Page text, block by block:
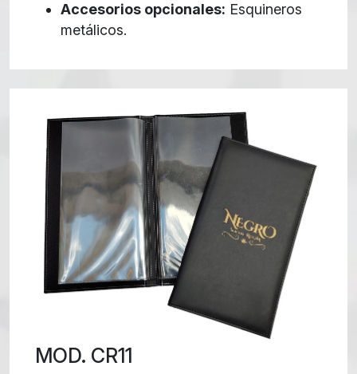
Accesorios opcionales: Esquineros
metálicos.
MOD. CR11